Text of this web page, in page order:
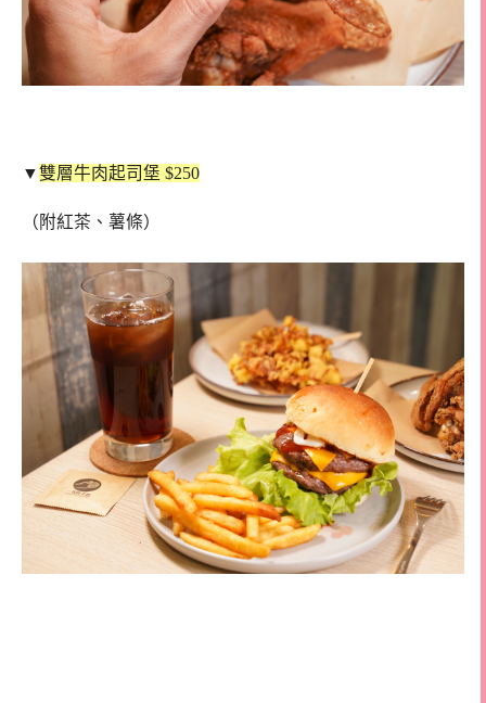
▼雙層牛肉起司堡 $250
（附紅茶、薯條）